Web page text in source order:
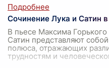
Сочинение Лука и Сатин
В пьесе Максима
Сатин представляют
полюса, отражающих
трудностям и